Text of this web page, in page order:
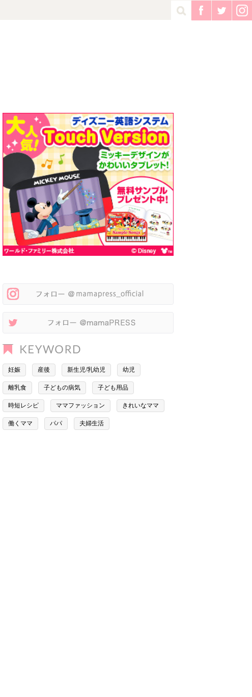
妊娠 産後 新生児/乳幼児 幼児
離乳食 子どもの病気 子ども用品
時短レシピ ママファッション きれいなママ
働くママ パパ 夫婦生活